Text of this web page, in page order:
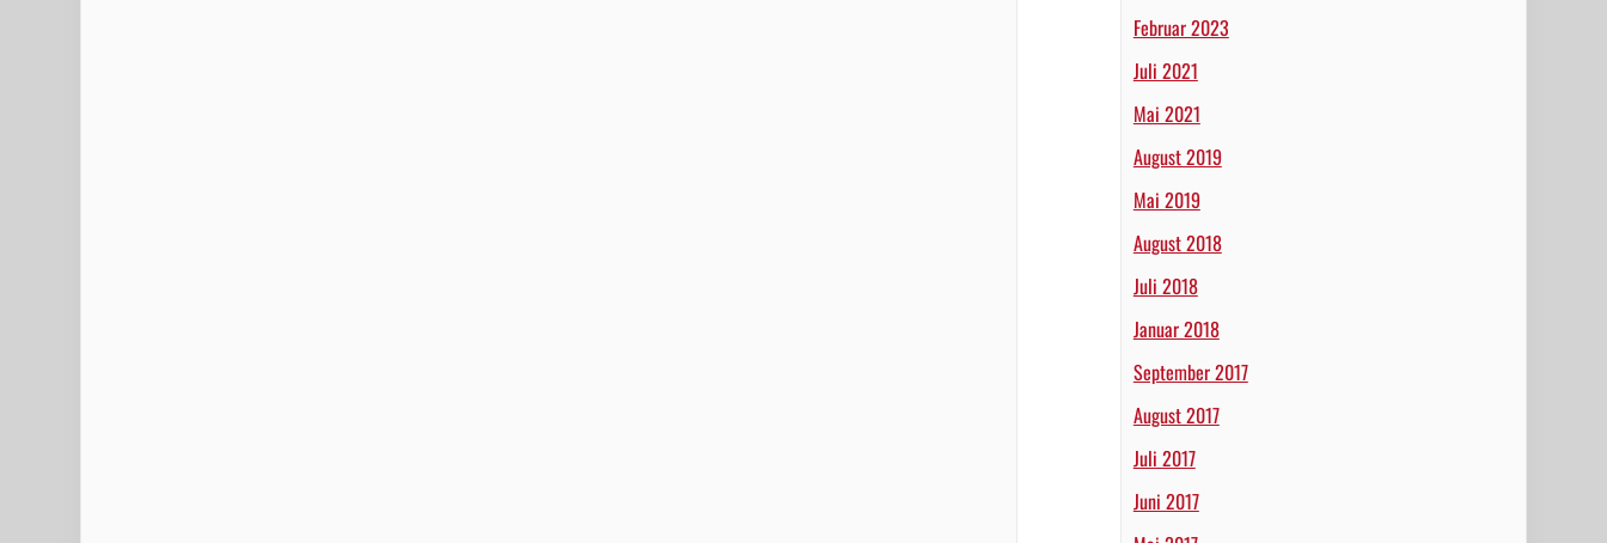
Februar 2023
Juli 2021
Mai 2021
August 2019
Mai 2019
August 2018
Juli 2018
Januar 2018
September 2017
August 2017
Juli 2017
Juni 2017